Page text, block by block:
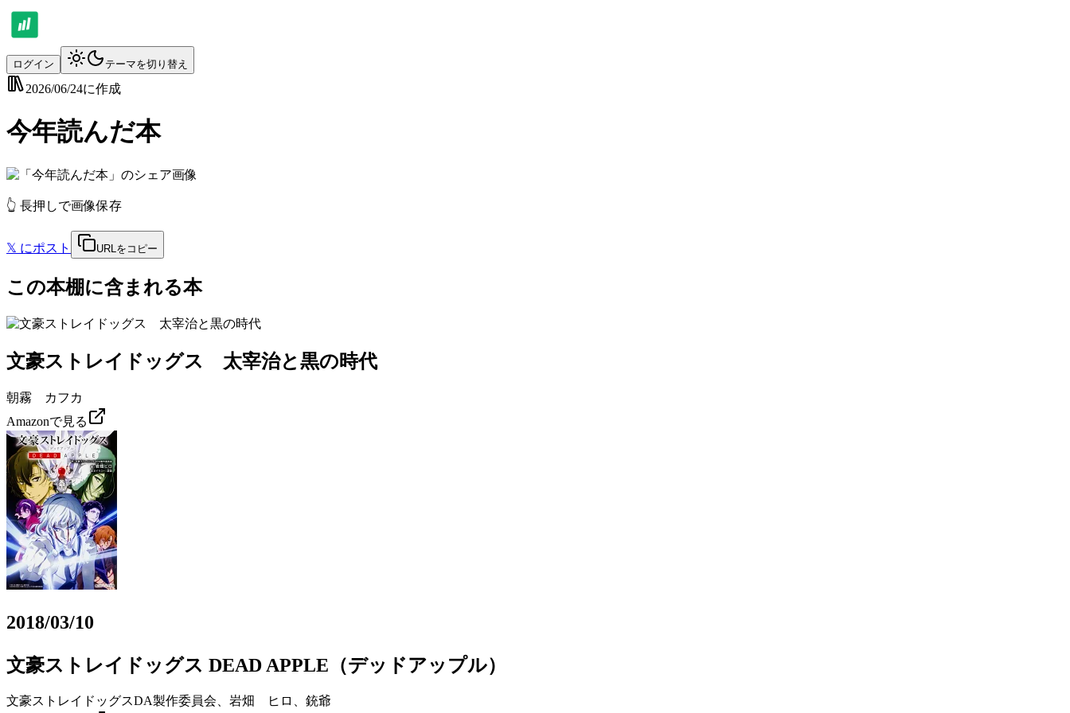
ログイン テーマを切り替え
2026/06/24に作成
今年読んだ本
👆 長押しで画像保存
𝕏 にポスト URLをコピー
この本棚に含まれる本
文豪ストレイドッグス 太宰治と黒の時代
朝霧 カフカ
Amazonで見る
2018/03/10
文豪ストレイドッグス DEAD APPLE（デッドアップル）
文豪ストレイドッグスDA製作委員会、岩畑 ヒロ、銃爺